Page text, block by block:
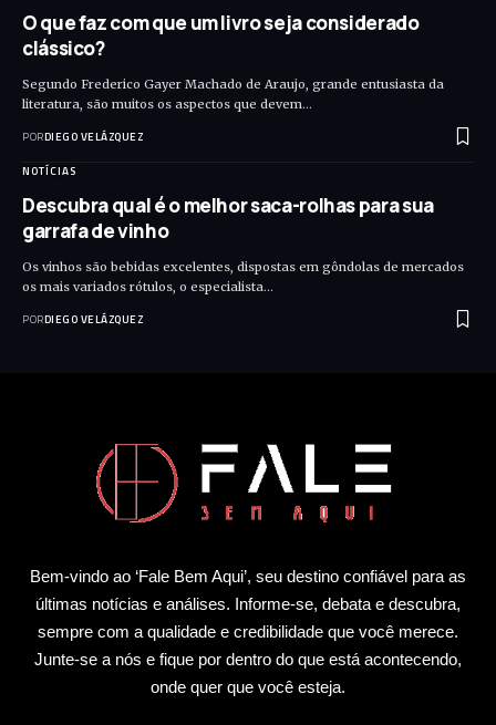
O que faz com que um livro seja considerado
clássico?
Segundo Frederico Gayer Machado de Araujo, grande entusiasta da
literatura, são muitos os aspectos que devem…
PORDIEGO VELÁZQUEZ
NOTÍCIAS
Descubra qual é o melhor saca-rolhas para sua
garrafa de vinho
Os vinhos são bebidas excelentes, dispostas em gôndolas de mercados
os mais variados rótulos, o especialista…
PORDIEGO VELÁZQUEZ
Bem-vindo ao ‘Fale Bem Aqui’, seu destino confiável para as
últimas notícias e análises. Informe-se, debata e descubra,
sempre com a qualidade e credibilidade que você merece.
Junte-se a nós e fique por dentro do que está acontecendo,
onde quer que você esteja.